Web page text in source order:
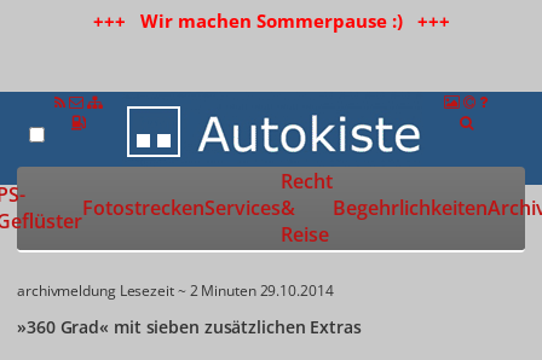
+++ Wir machen Sommerpause :) +++
Zur Startseite
FotostreckenServices
Recht
&
Reise
Begehrlichkeiten
archivmeldung Lesezeit ~ 2 Minuten29.10.2014
»360 Grad« mit sieben zusätzlichen Extras